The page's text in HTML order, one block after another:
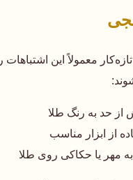
معمولاً این اشتباهات را
از حد به رنگ طلا
از ابزار مناسب
مهر یا حکاکی روی طلا